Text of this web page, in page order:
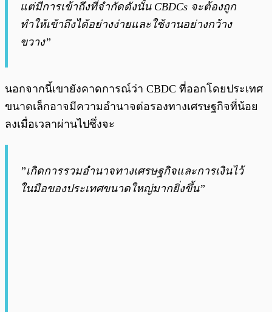
แต่มีการเข้าถึงที่จำกัดดังนั้น CBDCs จะต้องถูก
ทำให้เข้าถึงได้อย่างง่ายและใช้งานอย่างกว้าง
ขวาง”
นอกจากนี้เขายังคาดการณ์ว่า CBDC ที่ออกโดยประเทศ
ขนาดเล็กอาจมีความอำนาจต่อรองทางเศรษฐกิจที่น้อย
ลงเมื่อเวลาผ่านไปซึ่งจะ
”เกิดการรวมอำนาจทางเศรษฐกิจและการเงินไว้
ในมือของประเทศขนาดใหญ่มากยิ่งขึ้น”